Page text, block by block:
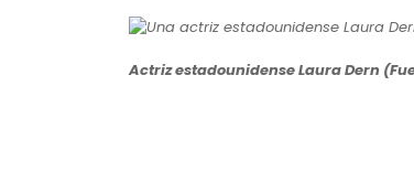
Actriz estadounidense Laura Dern